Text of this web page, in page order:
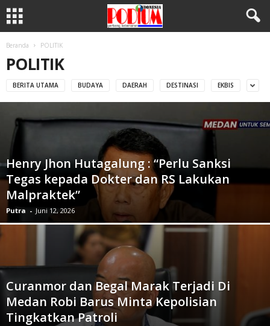
Beranda POLITIK
POLITIK
BERITA UTAMA BUDAYA DAERAH DESTINASI EKBIS
Henry Jhon Hutagalung : “Perlu Sanksi
Tegas kepada Dokter dan RS Lakukan
Malpraktek”
Putra - Juni 12, 2026
Curanmor dan Begal Marak Terjadi Di
Medan Robi Barus Minta Kepolisian
Tingkatkan Patroli